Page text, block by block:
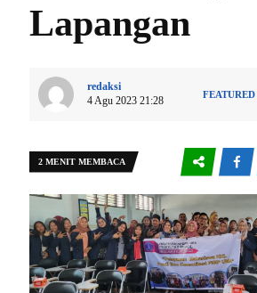
Lapangan
redaksi
4 Agu 2023 21:28
FEATURED
2 MENIT MEMBACA